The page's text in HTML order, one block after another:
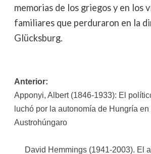
memorias de los griegos y en los
familiares que perduraron en la
Glücksburg.
Navegación
de
entradas
Anterior:
Apponyi, Albert (1846-1933): El
luchó por la autonomía de Hungría
Austrohúngaro
David Hemmings (1941-2003). El